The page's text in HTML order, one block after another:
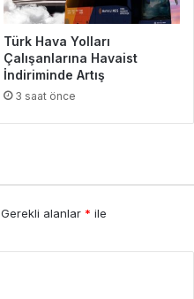
Türk Hava Yolları
Çalışanlarına Havaist
İndiriminde Artış
3 saat önce
Gerekli alanlar * ile